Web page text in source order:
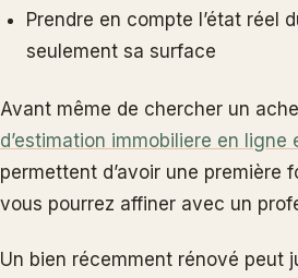
Prendre en compte l’état réel
seulement sa surface
Avant même de chercher un
d’estimation immobiliere en ligne
permettent d’avoir une première
vous pourrez affiner avec un
Un bien récemment rénové peut